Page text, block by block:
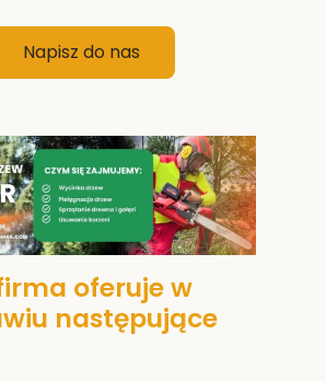
Napisz do nas
oferuje w
następujące